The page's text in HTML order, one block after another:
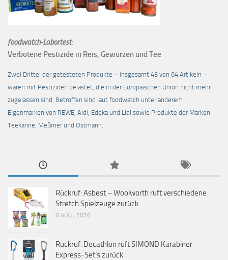
foodwatch-Labortest:
Verbotene Pestizide in Reis, Gewürzen und Tee
Zwei Drittel der getesteten Produkte – insgesamt 43 von 64 Artikeln –
waren mit Pestiziden belastet, die in der Europäischen Union nicht mehr
zugelassen sind. Betroffen sind laut foodwatch unter anderem
Eigenmarken von REWE, Aldi, Edeka und Lidl sowie Produkte der Marken
Teekanne, Meßmer und Ostmann.
Rückruf: Asbest – Woolworth ruft verschiedene
Stretch Spielzeuge zurück
6 AUG., 2026
Rückruf: Decathlon ruft SIMOND Karabiner
Express-Set’s zurück